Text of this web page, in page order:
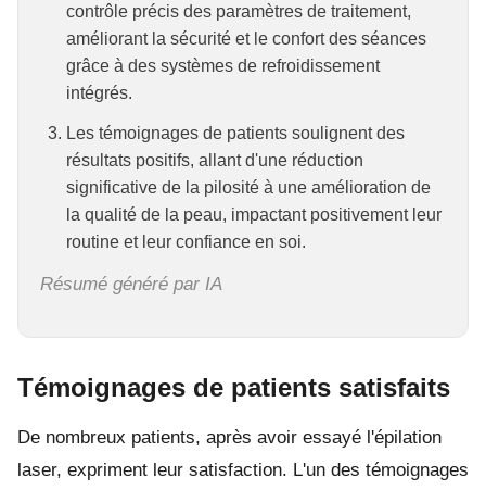
contrôle précis des paramètres de traitement,
améliorant la sécurité et le confort des séances
grâce à des systèmes de refroidissement
intégrés.
Les témoignages de patients soulignent des
résultats positifs, allant d'une réduction
significative de la pilosité à une amélioration de
la qualité de la peau, impactant positivement leur
routine et leur confiance en soi.
Résumé généré par IA
Témoignages de patients satisfaits
De nombreux patients, après avoir essayé l'épilation
laser, expriment leur satisfaction. L'un des témoignages